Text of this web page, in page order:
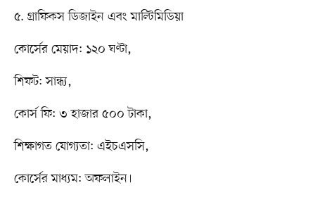
৫. গ্রাফিকস ডিজাইন এবং মাল্টিমিডিয়া
কোর্সের মেয়াদ: ১২০ ঘণ্টা,
শিফট: সান্ধ্য,
কোর্স ফি: ৩ হাজার ৫০০ টাকা,
শিক্ষাগত যোগ্যতা: এইচএসসি,
কোর্সের মাধ্যম: অফলাইন।